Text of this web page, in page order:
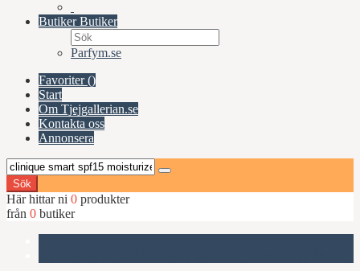
ButikerButiker
Parfym.se
Favoriter ()
Start
Om Tjejgallerian.se
Kontakta oss
Annonsera
Sök
Här hittar ni 0 produkter
från 0 butiker